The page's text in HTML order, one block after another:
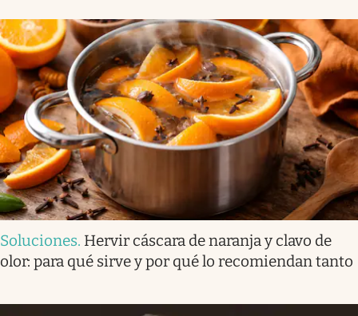
Soluciones. Hervir cáscara de naranja y clavo de
olor: para qué sirve y por qué lo recomiendan tanto